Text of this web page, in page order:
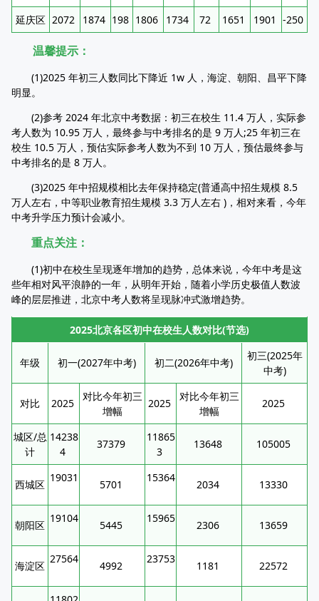
延庆区 2072 1874 198 1806 1734 72 1651 1901 -250
温馨提示：
(1)2025 年初三人数同比下降近 1w 人，海淀、朝阳、昌平下降
明显。
(2)参考 2024 年北京中考数据：初三在校生 11.4 万人，实际参
考人数为 10.95 万人，最终参与中考排名的是 9 万人;25 年初三在
校生 10.5 万人，预估实际参考人数为不到 10 万人，预估最终参与
中考排名的是 8 万人。
(3)2025 年中招规模相比去年保持稳定(普通高中招生规模 8.5
万人左右，中等职业教育招生规模 3.3 万人左右 )，相对来看，今年
中考升学压力预计会减小。
重点关注：
(1)初中在校生呈现逐年增加的趋势，总体来说，今年中考是这
些年相对风平浪静的一年，从明年开始，随着小学历史极值人数波
峰的层层推进，北京中考人数将呈现脉冲式激增趋势。
2025北京各区初中在校生人数对比(节选)
年级 初一(2027年中考) 初二(2026年中考)
初三(2025年
中考)
对比 2025
对比今年初三
增幅
2025
对比今年初三
增幅
2025
城区/总
计
14238
4
37379
11865
3
13648 105005
西城区
19031
5701
15364
2034 13330
朝阳区
19104
5445
15965
2306 13659
海淀区
27564
4992
23753
1181 22572